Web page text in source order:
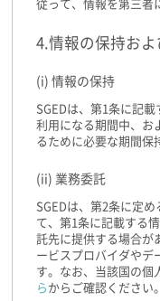
従って、情報を第三者
4.情報の保持およ
(i) 情報の保持
SGEDは、第1条に記
利用になる期間中、お
るために必要な期間保
(ii) 業務委託
SGEDは、第2条に定
て、第1条に記載する
託先に提供する場合が
ービスプロバイダやデ
す。なお、当該国の個
ら からご確認ください。